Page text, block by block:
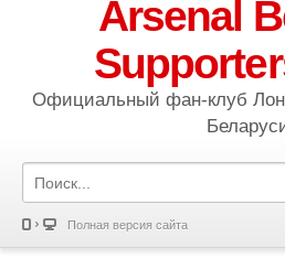
Arsenal
Официальный фан-клуб
Полная версия сайта